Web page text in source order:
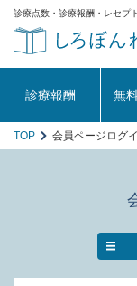
診療点数・診療報酬・レセプ
診療報酬 無
TOP 会員ページログ